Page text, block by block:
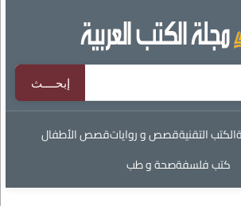
الكتب التقنيةقصص و رواياتقصص الأطفال
كتب فلسفةصحة و طب